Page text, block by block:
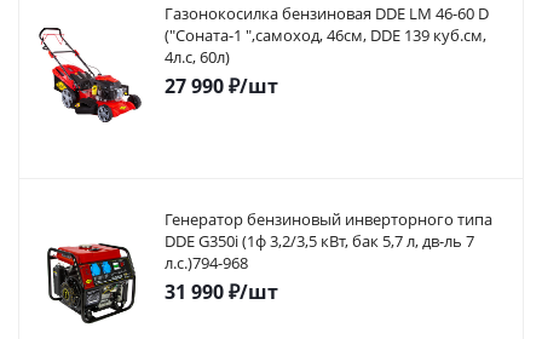
Газонокосилка бензиновая DDE LM 46-60 D
("Соната-1 ",самоход, 46cм, DDE 139 куб.см,
4л.с, 60л)
27 990₽/шт
Генератор бензиновый инверторного типа
DDE G350i (1ф 3,2/3,5 кВт, бак 5,7 л, дв-ль 7
л.с.)794-968
31 990₽/шт